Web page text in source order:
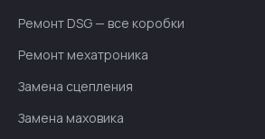
Ремонт DSG — все коробки
Ремонт мехатроника
Замена сцепления
Замена маховика